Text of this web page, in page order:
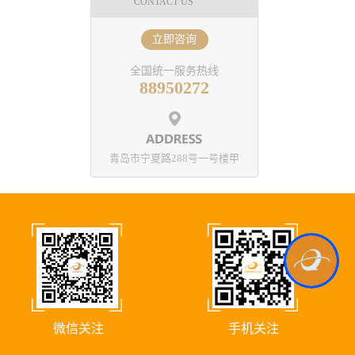
立即咨询
全国统一服务热线
88950272
青岛市宁夏路288号一号楼甲
微信关注 手机关注
Kcs.Ai